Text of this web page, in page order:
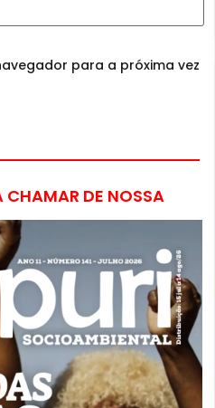
para a próxima vez
CHAMAR DE NOSSA